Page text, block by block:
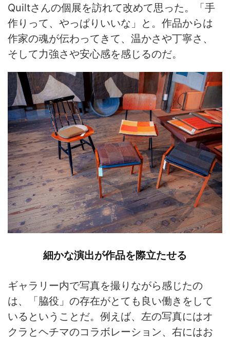
Quiltさんの個展を訪れて改めて思った。「手
作りって、やっぱりいいな」と。作品からは
作家の魂が伝わってきて、温かさや丁寧さ、
そして力強さや安心感を感じるのだ。
細かな演出が作品を際立たせる
ギャラリー内で写真を撮りながら感じたの
は、「脇役」の存在がとても良い働きをして
いるということだ。例えば、左の写真にはオ
クラとヘチマのコラボレーション、右にはお